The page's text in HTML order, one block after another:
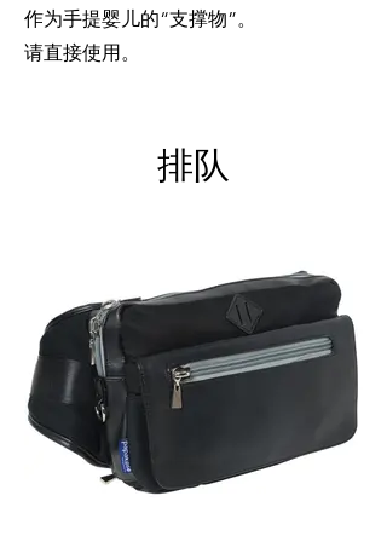
作为手提婴儿的“支撑物”。
请直接使用。
排队